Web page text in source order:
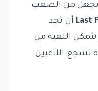
يجعل من الصعب
Last أن تجد
تتمكن اللعبة من
تشجع اللاعبين